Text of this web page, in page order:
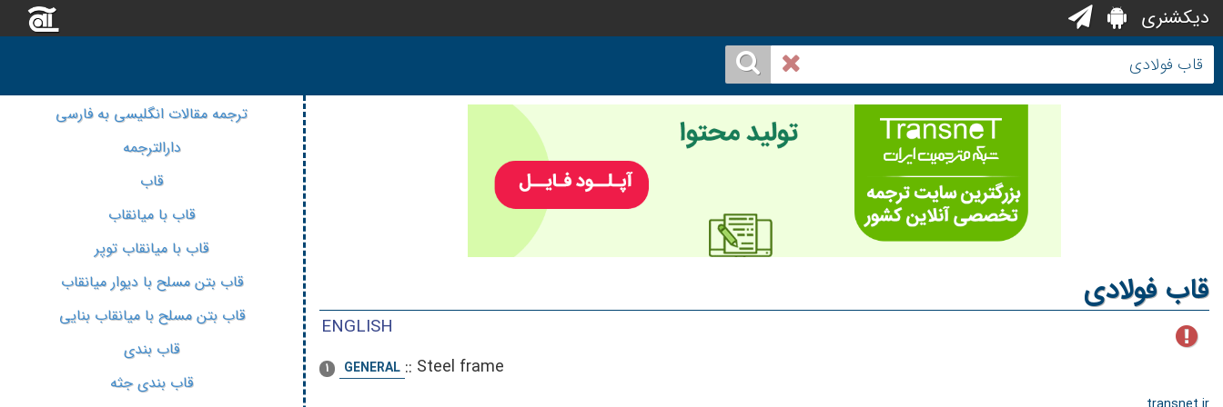
دیکشنری
قاب فولادی
ENGLISH
1 GENERAL :: Steel frame
ترجمه مقالات انگلیسی به فارسی
دارالترجمه
قاب
قاب با میانقاب
قاب با میانقاب توپر
قاب بتن مسلح با دیوار میانقاب
قاب بتن مسلح با میانقاب بنایی
قاب بندی
قاب بندی جثه